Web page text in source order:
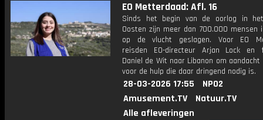
EO Metterdaad: Afl. 16
Sinds het begin van de oorlog in
Oosten zijn meer dan 700.000 mensen
op de vlucht geslagen. Voor EO
reisden EO-directeur Arjan Lock en
Daniel de Wit naar Libanon om
voor de hulp die daar dringend nodig is.
28-03-2026 17:55
NPO2
Amusement.TV
Natuur.TV
Alle afleveringen